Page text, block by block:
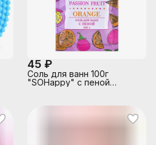
45 ₽
Соль для ванн 100г
"SOHappy" с пеной